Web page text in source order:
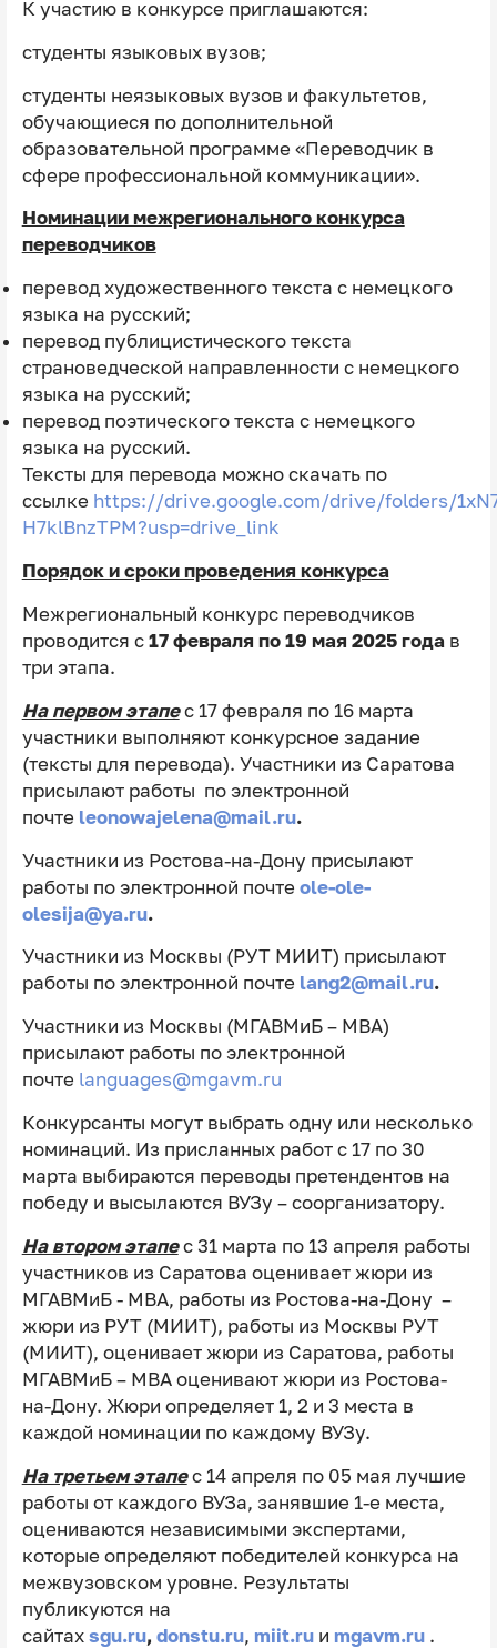
К участию в конкурсе приглашаются:
студенты языковых вузов;
студенты неязыковых вузов и факультетов,
обучающиеся по дополнительной
образовательной программе «Переводчик в
сфере профессиональной коммуникации».
Номинации межрегионального конкурса
переводчиков
перевод художественного текста с немецкого
языка на русский;
перевод публицистического текста
страноведческой направленности с немецкого
языка на русский;
перевод поэтического текста с немецкого
языка на русский.
Тексты для перевода можно скачать по
ссылке https://drive.google.com/drive/folders/
H7klBnzTPM?usp=drive_link
Порядок и сроки проведения конкурса
Межрегиональный конкурс переводчиков
проводится с 17 февраля по 19 мая 2025 года в
три этапа.
На первом этапес 17 февраля по 16 марта
участники выполняют конкурсное задание
(тексты для перевода). Участники из Саратова
присылают работы по электронной
почте leonowajelena@mail.ru.
Участники из Ростова-на-Дону присылают
работы по электронной почте ole-ole-
olesija@ya.ru.
Участники из Москвы (РУТ МИИТ) присылают
работы по электронной почте lang2@mail.ru.
Участники из Москвы (МГАВМиБ – МВА)
присылают работы по электронной
почте languages@mgavm.ru
Конкурсанты могут выбрать одну или несколько
номинаций. Из присланных работ с 17 по 30
марта выбираются переводы претендентов на
победу и высылаются ВУЗу – соорганизатору.
На втором этапес 31 марта по 13 апреля работы
участников из Саратова оценивает жюри из
МГАВМиБ - МВА, работы из Ростова-на-Дону –
жюри из РУТ (МИИТ), работы из Москвы РУТ
(МИИТ), оценивает жюри из Саратова, работы
МГАВМиБ – МВА оценивают жюри из Ростова-
на-Дону. Жюри определяет 1, 2 и 3 места в
каждой номинации по каждому ВУЗу.
На третьем этапес 14 апреля по 05 мая лучшие
работы от каждого ВУЗа, занявшие 1-е места,
оцениваются независимыми экспертами,
которые определяют победителей конкурса на
межвузовском уровне. Результаты
публикуются на
сайтах sgu.ru, donstu.ru, miit.ru и mgavm.ru.